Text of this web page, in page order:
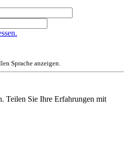
Sprache anzeigen.
Teilen Sie Ihre Erfahrungen mit